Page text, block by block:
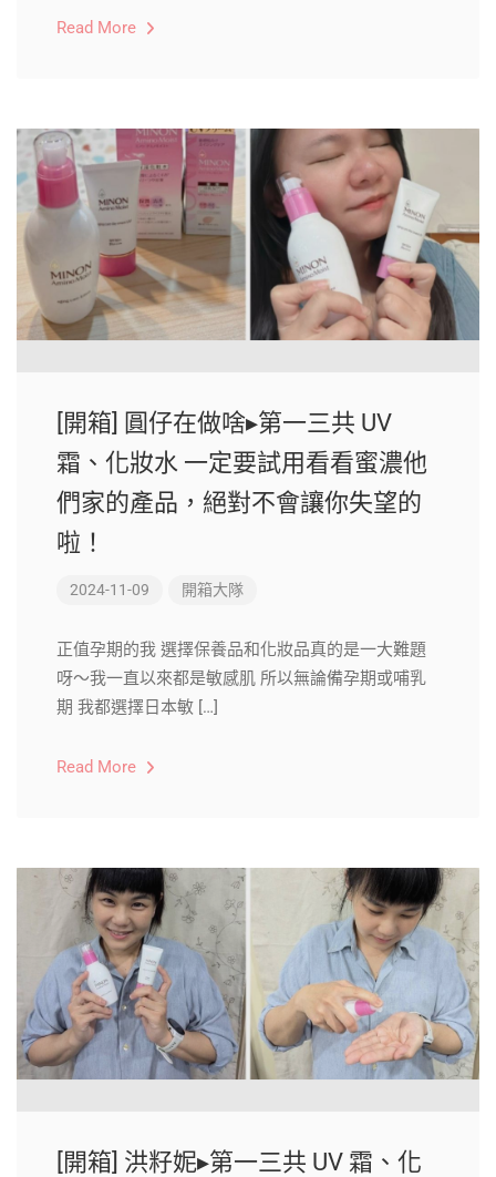
Read More
[開箱] 圓仔在做啥▸第一三共 UV
霜、化妝水 一定要試用看看蜜濃他
們家的產品，絕對不會讓你失望的
啦！
2024-11-09 開箱大隊
正值孕期的我 選擇保養品和化妝品真的是一大難題
呀～我一直以來都是敏感肌 所以無論備孕期或哺乳
期 我都選擇日本敏 […]
Read More
[開箱] 洪籽妮▸第一三共 UV 霜、化